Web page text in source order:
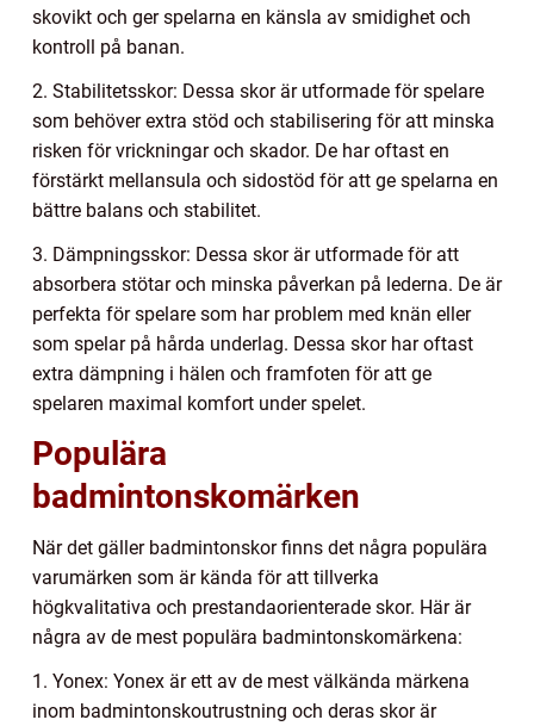
skovikt och ger spelarna en känsla av smidighet och
kontroll på banan.
2. Stabilitetsskor: Dessa skor är utformade för spelare
som behöver extra stöd och stabilisering för att minska
risken för vrickningar och skador. De har oftast en
förstärkt mellansula och sidostöd för att ge spelarna en
bättre balans och stabilitet.
3. Dämpningsskor: Dessa skor är utformade för att
absorbera stötar och minska påverkan på lederna. De är
perfekta för spelare som har problem med knän eller
som spelar på hårda underlag. Dessa skor har oftast
extra dämpning i hälen och framfoten för att ge
spelaren maximal komfort under spelet.
Populära
badmintonskomärken
När det gäller badmintonskor finns det några populära
varumärken som är kända för att tillverka
högkvalitativa och prestandaorienterade skor. Här är
några av de mest populära badmintonskomärkena:
1. Yonex: Yonex är ett av de mest välkända märkena
inom badmintonskoutrustning och deras skor är